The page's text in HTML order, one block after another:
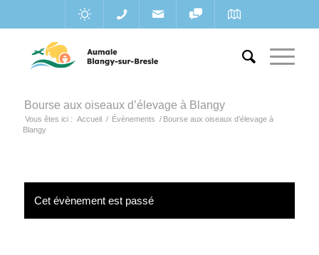
Bourse aux oiseaux d’élevage à Blangy
Vous êtes ici : Accueil / Évènements / Bourse aux oiseaux d’élevage à
Blangy
Cet évènement est passé